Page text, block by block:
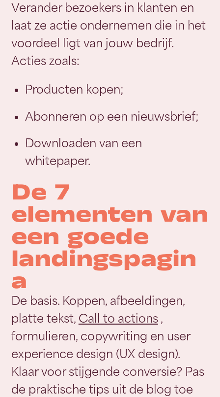
Verander bezoekers in klanten en
laat ze actie ondernemen die in het
voordeel ligt van jouw bedrijf.
Acties zoals:
Producten kopen;
Abonneren op een nieuwsbrief;
Downloaden van een
whitepaper.
De 7
elementen van
een goede
landingspagin
a
De basis. Koppen, afbeeldingen,
platte tekst, Call to actions,
formulieren, copywriting en user
experience design (UX design).
Klaar voor stijgende conversie? Pas
de praktische tips uit de blog toe